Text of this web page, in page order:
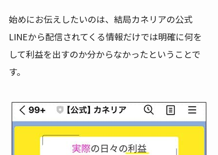
始めにお伝えしたいのは、結局カネリアの公式
LINEから配信されてくる情報だけでは明確に何を
して利益を出すのか分からなかったということで
す。